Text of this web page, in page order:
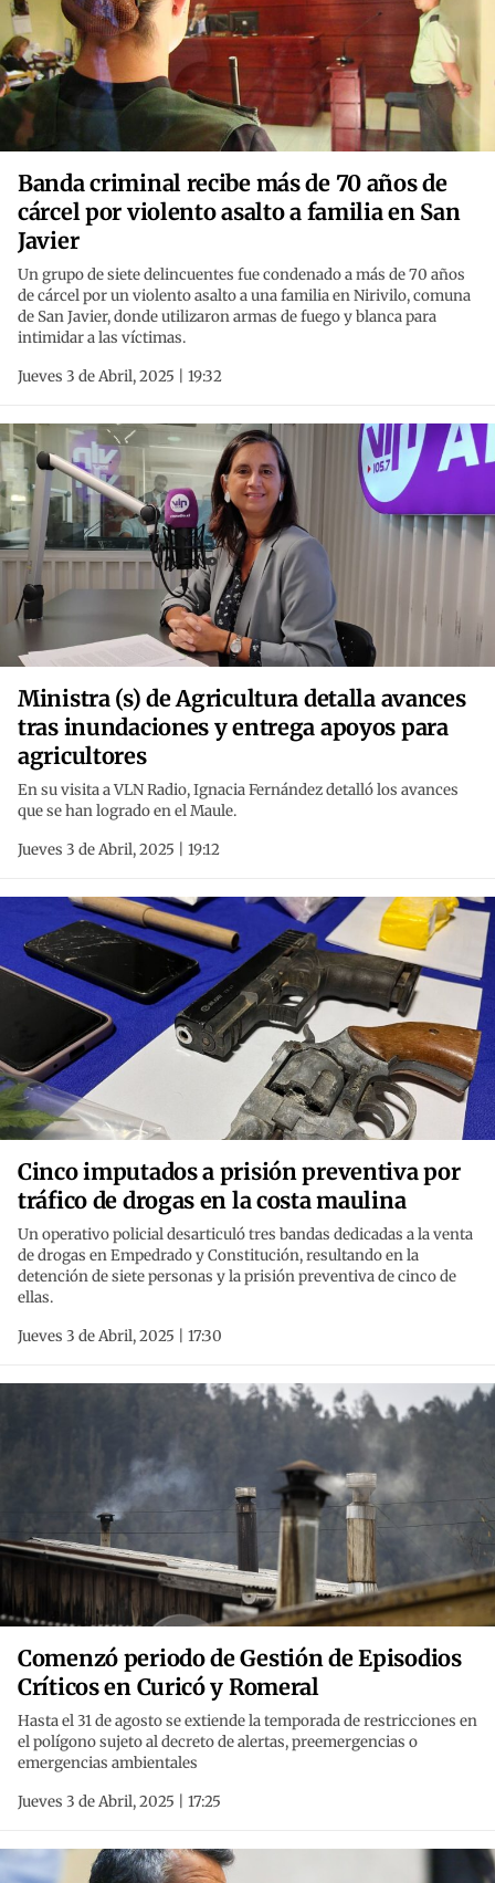
Banda criminal recibe más de 70 años de
cárcel por violento asalto a familia en San
Javier
Un grupo de siete delincuentes fue condenado a más de 70 años
de cárcel por un violento asalto a una familia en Nirivilo, comuna
de San Javier, donde utilizaron armas de fuego y blanca para
intimidar a las víctimas.
Jueves 3 de Abril, 2025 | 19:32
Ministra (s) de Agricultura detalla avances
tras inundaciones y entrega apoyos para
agricultores
En su visita a VLN Radio, Ignacia Fernández detalló los avances
que se han logrado en el Maule.
Jueves 3 de Abril, 2025 | 19:12
Cinco imputados a prisión preventiva por
tráfico de drogas en la costa maulina
Un operativo policial desarticuló tres bandas dedicadas a la venta
de drogas en Empedrado y Constitución, resultando en la
detención de siete personas y la prisión preventiva de cinco de
ellas.
Jueves 3 de Abril, 2025 | 17:30
Comenzó periodo de Gestión de Episodios
Críticos en Curicó y Romeral
Hasta el 31 de agosto se extiende la temporada de restricciones en
el polígono sujeto al decreto de alertas, preemergencias o
emergencias ambientales
Jueves 3 de Abril, 2025 | 17:25